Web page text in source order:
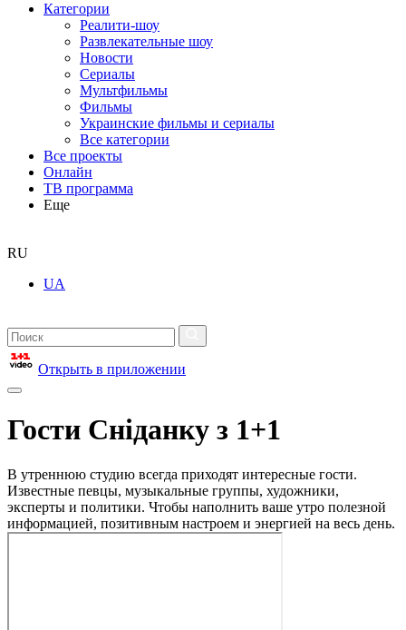
Категории
Реалити-шоу
Развлекательные шоу
Новости
Сериалы
Мультфильмы
Фильмы
Украинские фильмы и сериалы
Все категории
Все проекты
Онлайн
ТВ программа
Еще
RU
UA
Открыть в приложении
Гости Сніданку з 1+1
В утреннюю студию всегда приходят интересные гости.
Известные певцы, музыкальные группы, художники,
эксперты и политики. Чтобы наполнить ваше утро полезной
информацией, позитивным настроем и энергией на весь день.